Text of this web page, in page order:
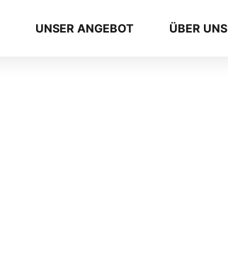
UNSER ANGEBOT ÜBER UNS